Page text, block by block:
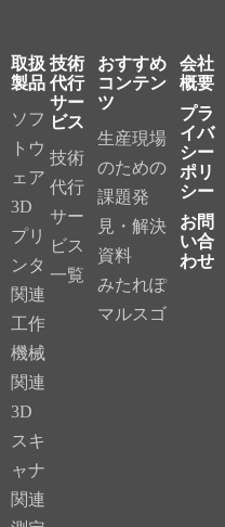
取扱
製品
ソフ
トウ
ェア
3D
プリ
ンタ
関連
工作
機械
関連
3D
スキ
ャナ
関連
技術
代行
サー
ビス
技術
代行
サー
ビス
一覧
おすすめ
コンテン
ツ
生産現場
のための
課題発
見・解決
資料
みたれぽ
マルスゴ
会社
概要
プラ
イバ
シー
ポリ
シー
お問
い合
わせ